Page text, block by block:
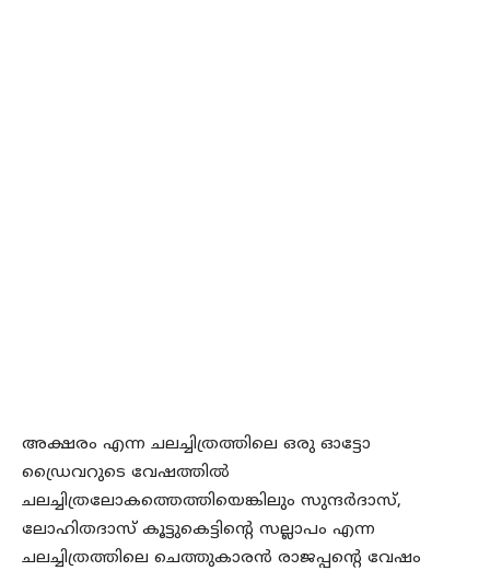
അക്ഷരം എന്ന ചലച്ചിത്രത്തിലെ ഒരു ഓട്ടോ
ഡ്രൈവറുടെ വേഷത്തില്‍
ചലച്ചിത്രലോകത്തെത്തിയെങ്കിലും സുന്ദര്‍ദാസ്,
ലോഹിതദാസ് കൂട്ടുകെട്ടിന്റെ സല്ലാപം എന്ന
ചലച്ചിത്രത്തിലെ ചെത്തുകാരന്‍ രാജപ്പന്റെ വേഷം